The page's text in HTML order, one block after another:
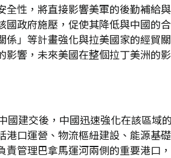
性，將直接影響美軍的後勤補給
政府施壓，促使其降低與中國的
」等計畫強化與拉美國家的經貿
響，未來美國在整個拉丁美洲的
國建交後，中國迅速強化在該區域
口運營、物流樞紐建設、能源基
管理巴拿馬運河兩側的重要港口